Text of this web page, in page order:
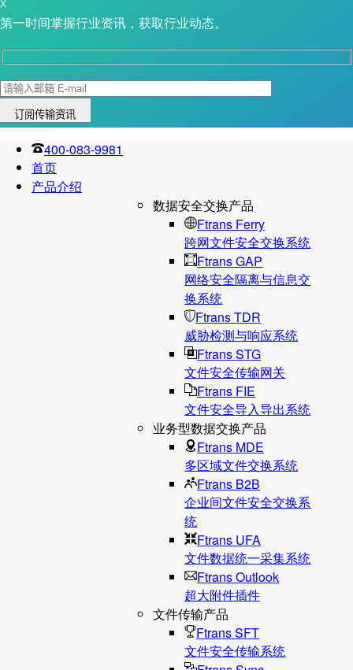
X
第一时间掌握行业资讯，获取行业动态。
400-083-9981
首页
产品介绍
数据安全交换产品
Ftrans Ferry
跨网文件安全交换系统
Ftrans GAP
网络安全隔离与信息交
换系统
Ftrans TDR
威胁检测与响应系统
Ftrans STG
文件安全传输网关
Ftrans FIE
文件安全导入导出系统
业务型数据交换产品
Ftrans MDE
多区域文件交换系统
Ftrans B2B
企业间文件安全交换系
统
Ftrans UFA
文件数据统⼀采集系统
Ftrans Outlook
超大附件插件
文件传输产品
Ftrans SFT
文件安全传输系统